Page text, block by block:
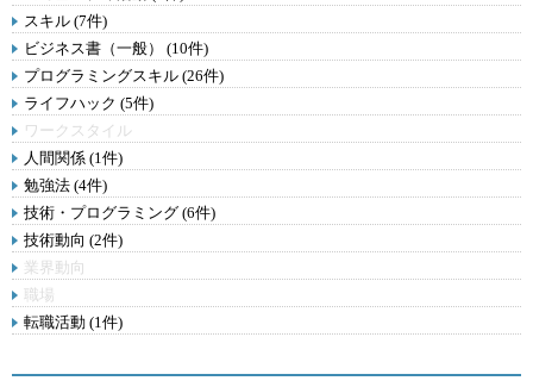
スキル (7件)
ビジネス書（一般） (10件)
プログラミングスキル (26件)
ライフハック (5件)
ワークスタイル
人間関係 (1件)
勉強法 (4件)
技術・プログラミング (6件)
技術動向 (2件)
業界動向
職場
転職活動 (1件)